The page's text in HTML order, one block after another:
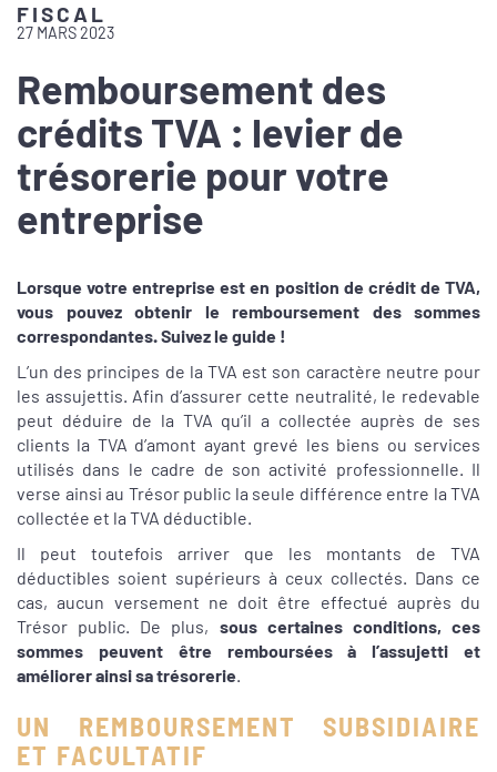
FISCAL
27 MARS 2023
Remboursement des
crédits TVA : levier de
trésorerie pour votre
entreprise
Lorsque votre entreprise est en position de crédit de TVA,
vous pouvez obtenir le remboursement des sommes
correspondantes. Suivez le guide !
L’un des principes de la TVA est son caractère neutre pour
les assujettis. Afin d’assurer cette neutralité, le redevable
peut déduire de la TVA qu’il a collectée auprès de ses
clients la TVA d’amont ayant grevé les biens ou services
utilisés dans le cadre de son activité professionnelle. Il
verse ainsi au Trésor public la seule différence entre la TVA
collectée et la TVA déductible.
Il peut toutefois arriver que les montants de TVA
déductibles soient supérieurs à ceux collectés. Dans ce
cas, aucun versement ne doit être effectué auprès du
Trésor public. De plus, sous certaines conditions, ces
sommes peuvent être remboursées à l’assujetti et
améliorer ainsi sa trésorerie.
UN REMBOURSEMENT SUBSIDIAIRE
ET FACULTATIF